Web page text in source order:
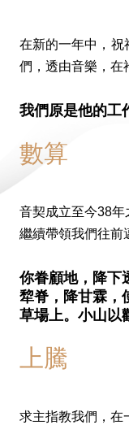
在新的一年中，祝
們，透由音樂，在
我們原是他的工
數算
音契成立至今38
繼續帶領我們往前
你眷顧地，降下
犂脊，降甘霖，
草場上。小山以
上騰
求主指教我們，在